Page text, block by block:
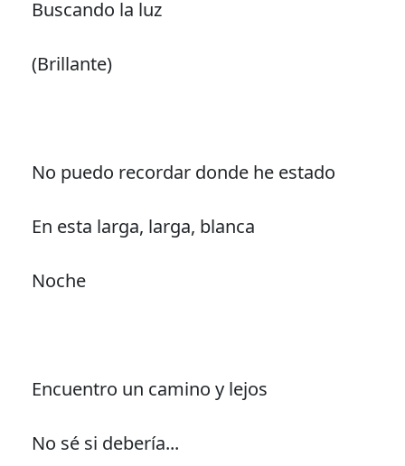
Buscando la luz
(Brillante)
No puedo recordar donde he estado
En esta larga, larga, blanca
Noche
Encuentro un camino y lejos
No sé si debería...